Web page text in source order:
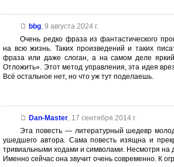
bbg, 9 августа 2024 г.
Очень редко фраза из фантастического
на всю жизнь. Таких произведений и таких
фраза или даже слоган, а на самом деле
Отложить». Этот метод управления, эта идея
Всё остальное нет, но что уж тут поделаешь.
Dan-Master, 17 сентября 2014 г.
Эта повесть — литературный шедевр
ушедшего автора. Сама повесть изящна и
тривиальными ходами и символами. Несмотря на
Именно сейчас она звучит очень современно. К